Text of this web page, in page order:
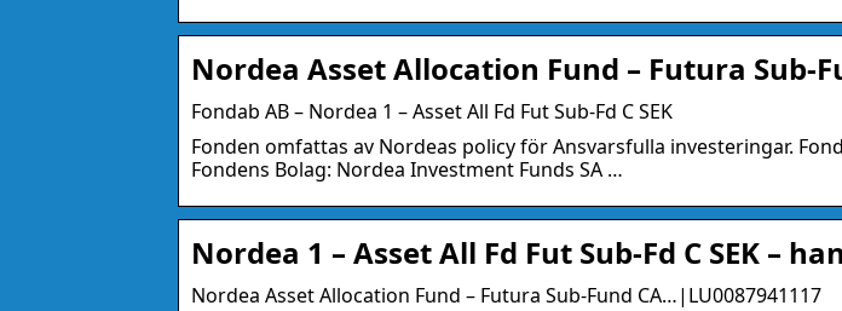
Nordea Asset Allocation Fund – Futura Sub-
Fondab AB – Nordea 1 – Asset All Fd Fut Sub-Fd C SEK
Fonden omfattas av Nordeas policy för Ansvarsfulla investeringar.
Fondens Bolag: Nordea Investment Funds SA …
Nordea 1 – Asset All Fd Fut Sub-Fd C SEK –
Nordea Asset Allocation Fund – Futura Sub-Fund CA…|LU0087941117